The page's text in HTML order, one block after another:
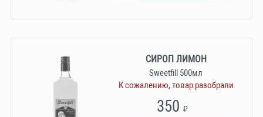
СИРОП ЛИМОН
Sweetfill 500мл
К сожалению, товар разобрали
350₽